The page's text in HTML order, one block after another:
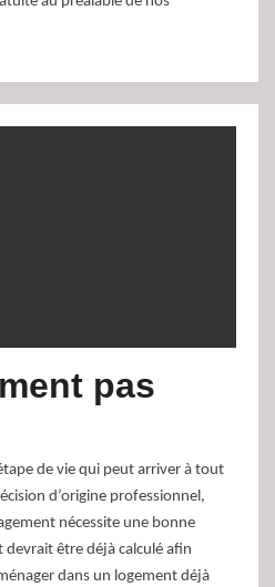
pas
de vie qui peut arriver à tout
d’origine professionnel,
nécessite une bonne
devrait être déjà calculé afin
dans un logement déjà